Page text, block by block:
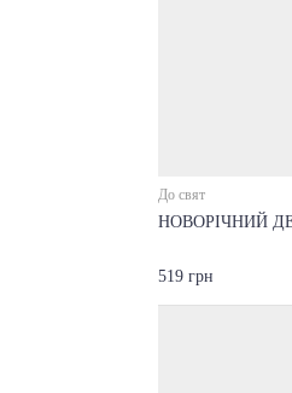
До свят
НОВОРІЧНИЙ
519 грн